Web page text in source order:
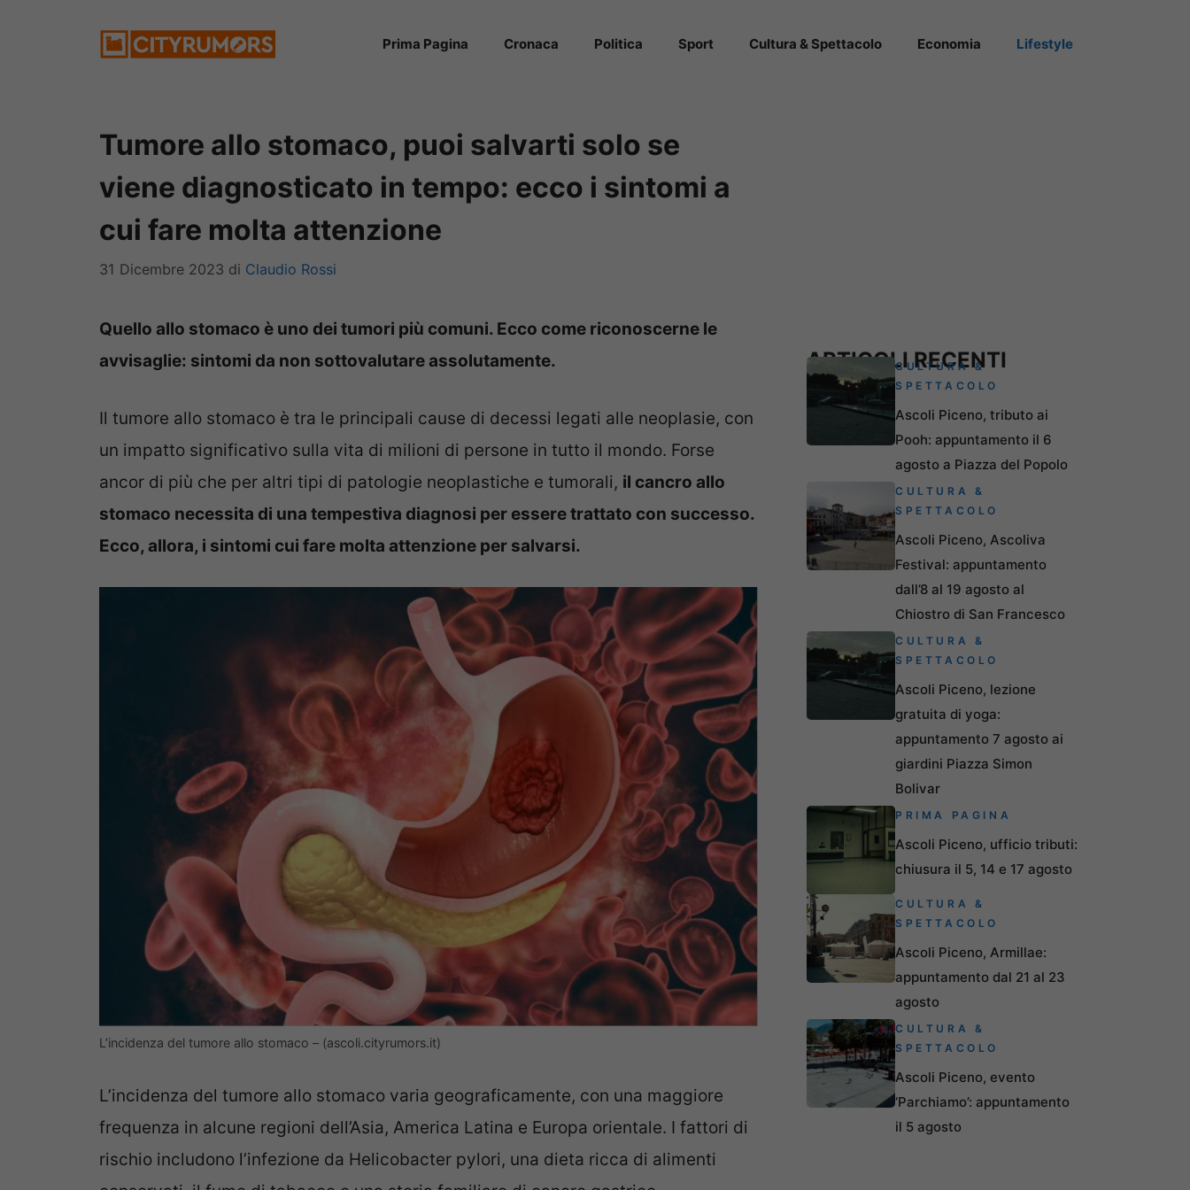
Prima Pagina Cronaca Politica Sport Cultura & Spettacolo Economia Lifestyle
Tumore allo stomaco, puoi salvarti solo se
viene diagnosticato in tempo: ecco i sintomi a
cui fare molta attenzione
31 Dicembre 2023 di Claudio Rossi
Quello allo stomaco è uno dei tumori più comuni. Ecco come riconoscerne le
avvisaglie: sintomi da non sottovalutare assolutamente.
Il tumore allo stomaco è tra le principali cause di decessi legati alle neoplasie, con
un impatto significativo sulla vita di milioni di persone in tutto il mondo. Forse
ancor di più che per altri tipi di patologie neoplastiche e tumorali, il cancro allo
stomaco necessita di una tempestiva diagnosi per essere trattato con successo.
Ecco, allora, i sintomi cui fare molta attenzione per salvarsi.
L’incidenza del tumore allo stomaco – (ascoli.cityrumors.it)
L’incidenza del tumore allo stomaco varia geograficamente, con una maggiore
frequenza in alcune regioni dell’Asia, America Latina e Europa orientale. I fattori di
rischio includono l’infezione da Helicobacter pylori, una dieta ricca di alimenti
ARTICOLI RECENTI
CULTURA &
SPETTACOLO
Ascoli Piceno, tributo ai
Pooh: appuntamento il 6
agosto a Piazza del Popolo
CULTURA &
SPETTACOLO
Ascoli Piceno, Ascoliva
Festival: appuntamento
dall’8 al 19 agosto al
Chiostro di San Francesco
CULTURA &
SPETTACOLO
Ascoli Piceno, lezione
gratuita di yoga:
appuntamento 7 agosto ai
giardini Piazza Simon
Bolivar
PRIMA PAGINA
Ascoli Piceno, ufficio tributi:
chiusura il 5, 14 e 17 agosto
CULTURA &
SPETTACOLO
Ascoli Piceno, Armillae:
appuntamento dal 21 al 23
agosto
CULTURA &
SPETTACOLO
Ascoli Piceno, evento
‘Parchiamo’: appuntamento
il 5 agosto